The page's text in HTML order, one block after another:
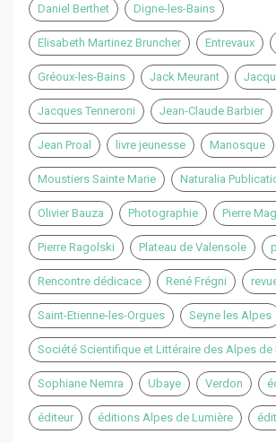
Daniel Berthet Digne-les-Bains
Elisabeth Martinez Bruncher Entrevaux
Gréoux-les-Bains Jack Meurant
Jacques Tenneroni Jean-Claude Barbier
Jean Proal livre jeunesse Manosque
Moustiers Sainte Marie Naturalia
Olivier Bauza Photographie Pierre
Pierre Ragolski Plateau de Valensole
Rencontre dédicace René Frégni
Saint-Etienne-les-Orgues Seyne les Alpes
Société Scientifique et Littéraire des Alpes de
Sophiane Nemra Ubaye Verdon
éditeur éditions Alpes de Lumière